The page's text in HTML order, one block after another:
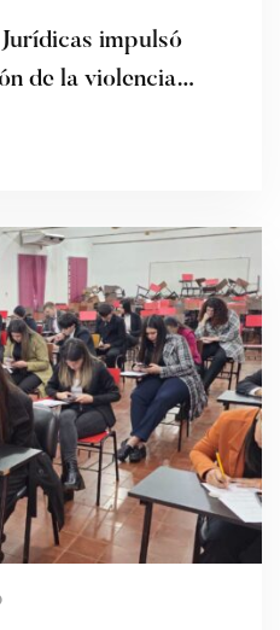
impulsó
de la violencia